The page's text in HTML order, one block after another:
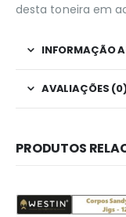
desta toneira em
INFORMAÇÃO
AVALIAÇÕES
PRODUTOS